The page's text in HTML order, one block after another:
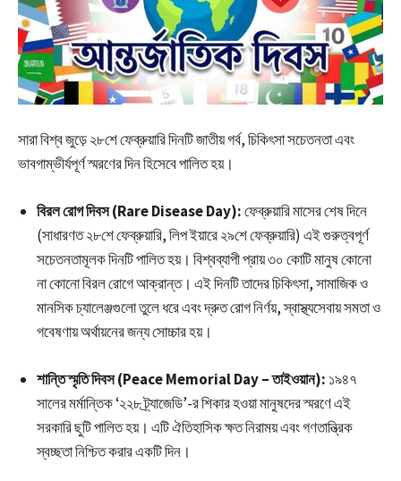
সারা বিশ্ব জুড়ে ২৮শে ফেব্রুয়ারি দিনটি জাতীয় গর্ব, চিকিৎসা সচেতনতা এবং
ভাবগাম্ভীর্যপূর্ণ স্মরণের দিন হিসেবে পালিত হয়।
বিরল রোগ দিবস (Rare Disease Day):ফেব্রুয়ারি মাসের শেষ দিনে
(সাধারণত ২৮শে ফেব্রুয়ারি, লিপ ইয়ারে ২৯শে ফেব্রুয়ারি) এই গুরুত্বপূর্ণ
সচেতনতামূলক দিনটি পালিত হয়। বিশ্বব্যাপী প্রায় ৩০ কোটি মানুষ কোনো
না কোনো বিরল রোগে আক্রান্ত। এই দিনটি তাদের চিকিৎসা, সামাজিক ও
মানসিক চ্যালেঞ্জগুলো তুলে ধরে এবং দ্রুত রোগ নির্ণয়, স্বাস্থ্যসেবায় সমতা ও
গবেষণায় অর্থায়নের জন্য সোচ্চার হয়।
শান্তি স্মৃতি দিবস (Peace Memorial Day – তাইওয়ান): ১৯৪৭
সালের মর্মান্তিক ‘২২৮ ট্র্যাজেডি’-র শিকার হওয়া মানুষদের স্মরণে এই
সরকারি ছুটি পালিত হয়। এটি ঐতিহাসিক ক্ষত নিরাময় এবং গণতান্ত্রিক
স্বচ্ছতা নিশ্চিত করার একটি দিন।